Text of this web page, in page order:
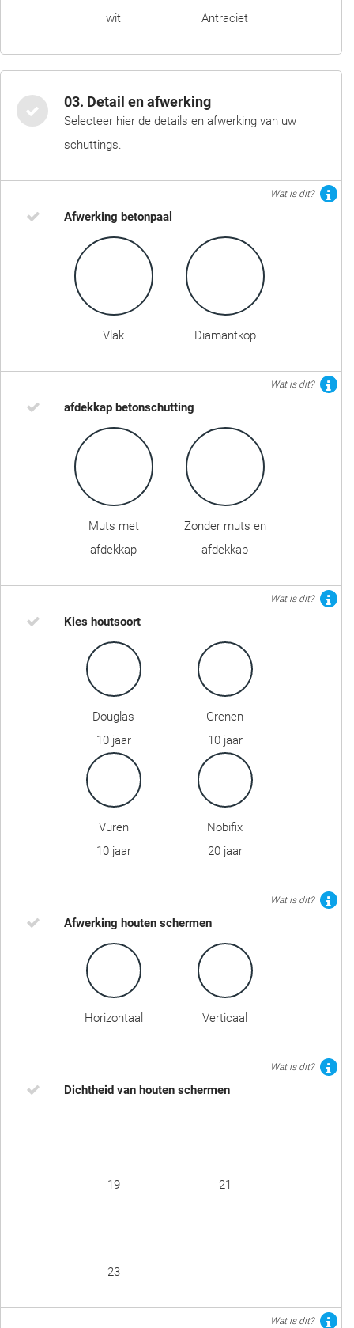
wit Antraciet
03. Detail en afwerking
Selecteer hier de details en afwerking van uw
schuttings.
Wat is dit?
Afwerking betonpaal
Vlak Diamantkop
Wat is dit?
afdekkap betonschutting
Muts met
afdekkap
Zonder muts en
afdekkap
Wat is dit?
Kies houtsoort
Douglas
10 jaar
Grenen
10 jaar
Vuren
10 jaar
Nobifix
20 jaar
Wat is dit?
Afwerking houten schermen
Horizontaal Verticaal
Wat is dit?
Dichtheid van houten schermen
19 21
23
Wat is dit?